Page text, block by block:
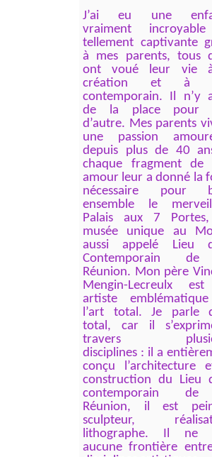
J’ai eu une
vraiment
tellement captivante
à mes parents, tous
ont voué leur vie
création et à
contemporain. Il n’y
de la place pour
d’autre. Mes parents
une passion
depuis plus de 40
chaque fragment de
amour leur a donné la
nécessaire pour
ensemble le
Palais aux 7
musée unique au
aussi appelé Lieu
Contemporain
Réunion. Mon père
Mengin-Lecreulx
artiste
l’art total. Je parle
total, car il
travers
disciplines : il a
conçu l’architecture
construction du Lieu
contemporain
Réunion, il est
sculpteur,
lithographe. Il ne
aucune frontière